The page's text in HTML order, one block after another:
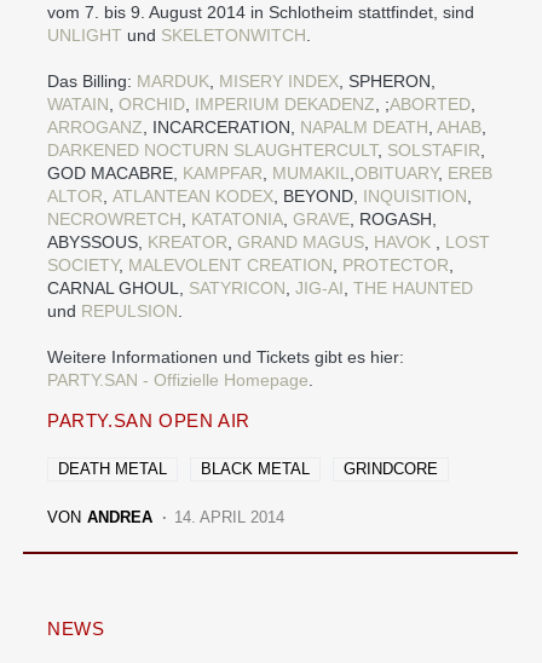
vom 7. bis 9. August 2014 in Schlotheim stattfindet, sind
UNLIGHT und SKELETONWITCH
Das Billing: MARDUK MISERY INDEX , SPHERON,
WATAIN ORCHID IMPERIUM DEKADENZ , ;ABORTED
ARROGANZ , INCARCERATION, NAPALM DEATH AHAB
DARKENED NOCTURN SLAUGHTERCULT, SOLSTAFIR
GOD MACABRE, KAMPFAR MUMAKIL OBITUARY, EREB
ALTOR ATLANTEAN KODEX , BEYOND, INQUISITION
NECROWRETCH
KATATONIA GRAVE , ROGASH,
ABYSSOUS, KREATOR GRAND MAGUS HAVOK
LOST
SOCIETY, MALEVOLENT CREATION PROTECTOR
CARNAL GHOUL, SATYRICON JIG-AI THE HAUNTED
und REPULSION
Weitere Informationen und Tickets gibt es hier:
PARTY.SAN - Offizielle Homepage
PARTY.SAN OPEN AIR
DEATH METAL BLACK METAL GRINDCORE
VON ANDREA 14. APRIL 2014
NEWS